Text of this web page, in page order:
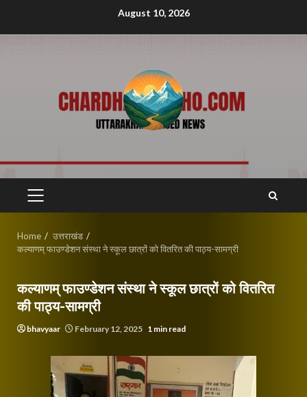
August 10, 2026
PRIMARY
Home
उत्तराखंड
कल्याणम् फाउण्डेशन संस्था ने स्कूल छात्रों को वितरित की पाठ्य-सामग्री
कल्याणम् फाउण्डेशन संस्था ने स्कूल छात्रों को वितरित
की पाठ्य-सामग्री
bhavyaar February 12, 2025 1 min read